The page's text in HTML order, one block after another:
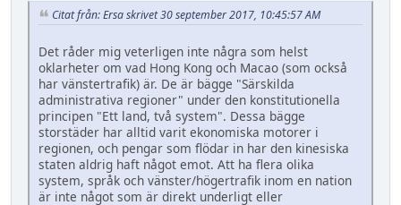
Citat från: Ersa skrivet 30 september 2017, 10:45:57 AM
Det råder mig veterligen inte några som helst
oklarheter om vad Hong Kong och Macao (som också
har vänstertrafik) är. De är bägge "Särskilda
administrativa regioner" under den konstitutionella
principen "Ett land, två system". Dessa bägge
storstäder har alltid varit ekonomiska motorer i
regionen, och pengar som flödar in har den kinesiska
staten aldrig haft något emot. Att ha flera olika
system, språk och vänster/högertrafik inom en nation
är inte något som är direkt underligt eller